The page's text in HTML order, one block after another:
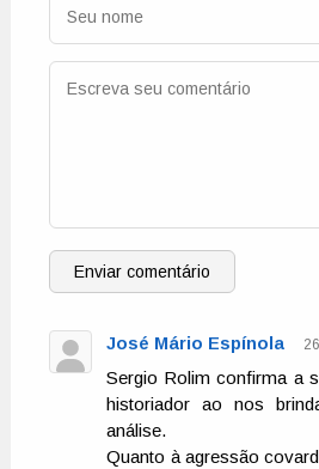
Enviar comentário
José Mário Espínola
Sergio Rolim confirma a
historiador ao nos
análise.
Quanto à agressão